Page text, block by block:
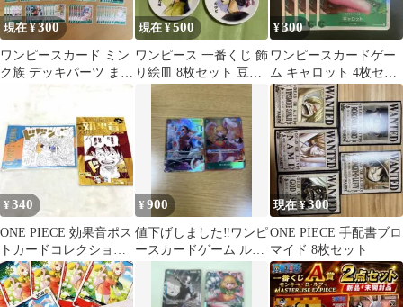
現在 ¥300
ワンピースカード ミン
ク族 デッキパーツ まと
現在 ¥500
ワンピース 一番くじ 飾
り絵皿 8枚セット 豆皿
小皿
¥300
ワンピースカードゲー
ム キャロット 4枚セッ
ト
¥340
ONE PIECE 効果音ポス
トカードコレクション
第3弾 キャロット＆ワ
ンダ
¥900
値下げしました‼️ワンピ
ースカードゲーム ルフ
ィ キャロット 2枚セッ
現在 ¥300
ONE PIECE 手配書ブロ
マイド 8枚セット